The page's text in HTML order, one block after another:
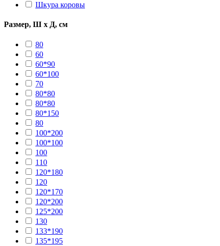
Шкура коровы
Размер, Ш х Д, см
80
60
60*90
60*100
70
80*80
80*80
80*150
80
100*200
100*100
100
110
120*180
120
120*170
120*200
125*200
130
133*190
135*195